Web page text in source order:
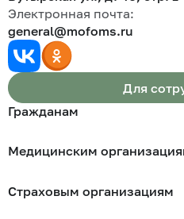
Электронная почта:
general@mofoms.ru
Для
Гражданам
Полис ОМС
Ветеранам боевых действий
О защите прав
Медицинским
медицинских организаций
Страховым организациям